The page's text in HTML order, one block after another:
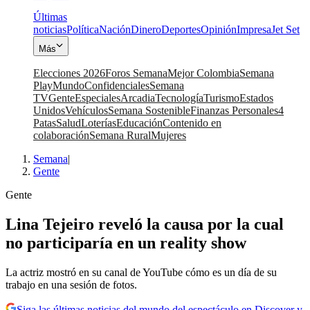
Últimas
noticiasPolíticaNaciónDineroDeportesOpiniónImpresaJet Set
Más
Elecciones 2026Foros SemanaMejor ColombiaSemana
PlayMundoConfidencialesSemana
TVGenteEspecialesArcadiaTecnologíaTurismoEstados
UnidosVehículosSemana SostenibleFinanzas Personales4
PatasSaludLoteríasEducaciónContenido en
colaboraciónSemana RuralMujeres
Semana|
Gente
Gente
Lina Tejeiro reveló la causa por la cual
no participaría en un reality show
La actriz mostró en su canal de YouTube cómo es un día de su
trabajo en una sesión de fotos.